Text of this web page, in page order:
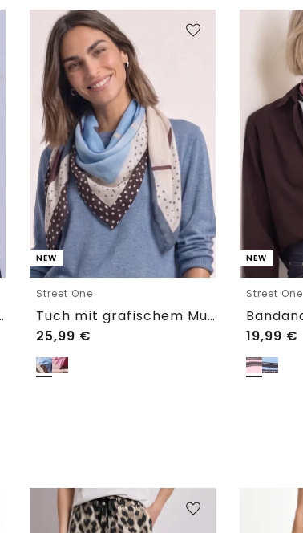
Muster
NEW
Street One
Tuch mit grafischem Muster
25,99 €
NEW
Street One
19,99 €